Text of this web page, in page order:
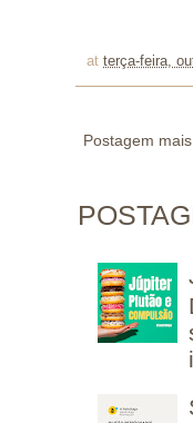
at terça-feira,
Postagem